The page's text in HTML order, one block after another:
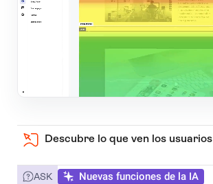
Descubre lo que ven los usuarios
ASK Nuevas funciones de la IA